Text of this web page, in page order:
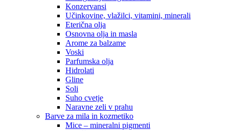
Konzervansi
Učinkovine, vlažilci, vitamini, minerali
Eterična olja
Osnovna olja in masla
Arome za balzame
Voski
Parfumska olja
Hidrolati
Gline
Soli
Suho cvetje
Naravne zeli v prahu
Barve za mila in kozmetiko
Mice – mineralni pigmenti